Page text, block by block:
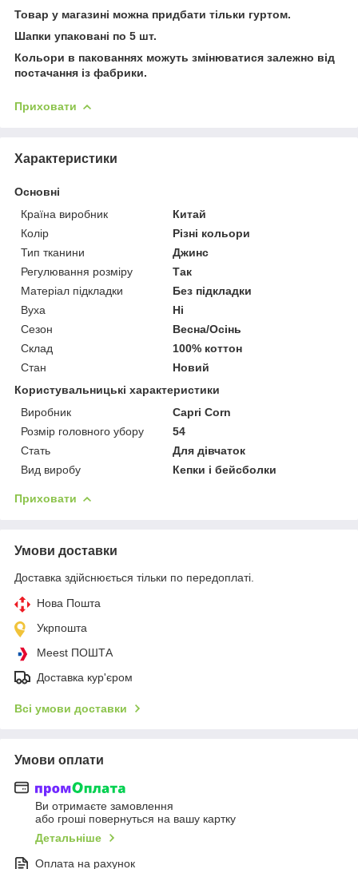
Товар у магазині можна придбати тільки гуртом.
Шапки упаковані по 5 шт.
Кольори в пакованнях можуть змінюватися залежно від
постачання із фабрики.
Приховати
Характеристики
Основні
Країна виробник
Китай
Колір
Різні кольори
Тип тканини
Джинс
Регулювання розміру
Так
Матеріал підкладки
Без підкладки
Вуха
Ні
Сезон
Весна/Осінь
Склад
100% коттон
Стан
Новий
Користувальницькі характеристики
Виробник
Capri Corn
Розмір головного убору
54
Стать
Для дівчаток
Вид виробу
Кепки і бейсболки
Приховати
Умови доставки
Доставка здійснюється тільки по передоплаті.
Нова Пошта
Укрпошта
Meest ПОШТА
Доставка кур'єром
Всі умови доставки
Умови оплати
Ви отримаєте замовлення
або гроші повернуться на вашу картку
Детальніше
Оплата на рахунок